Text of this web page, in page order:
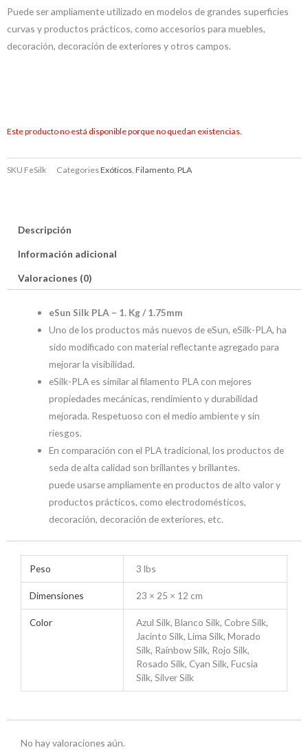
Puede ser ampliamente utilizado en modelos de grandes superficies
curvas y productos prácticos, como accesorios para muebles,
decoración, decoración de exteriores y otros campos.
Este producto no está disponible porque no quedan existencias.
SKU FeSilk CategoriesExóticos, Filamento, PLA
Descripción
Información adicional
Valoraciones (0)
eSun Silk PLA – 1. Kg / 1.75mm
Uno de los productos más nuevos de eSun, eSilk-PLA, ha
sido modificado con material reflectante agregado para
mejorar la visibilidad.
eSilk-PLA es similar al filamento PLA con mejores
propiedades mecánicas, rendimiento y durabilidad
mejorada. Respetuoso con el medio ambiente y sin
riesgos.
En comparación con el PLA tradicional, los productos de
seda de alta calidad son brillantes y brillantes.
puede usarse ampliamente en productos de alto valor y
productos prácticos, como electrodomésticos,
decoración, decoración de exteriores, etc.
Peso 3 lbs
Dimensiones 23 × 25 × 12 cm
Color
Azul Silk, Blanco Silk, Cobre Silk,
Jacinto Silk, Lima Silk, Morado
Silk, Rainbow Silk, Rojo Silk,
Rosado Silk, Cyan Silk, Fucsia
Silk, Silver Silk
No hay valoraciones aún.